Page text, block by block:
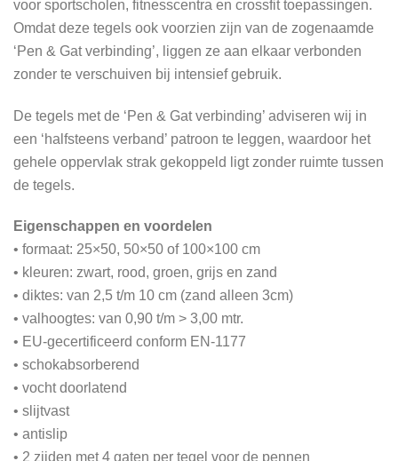
voor sportscholen, fitnesscentra en crossfit toepassingen.
Omdat deze tegels ook voorzien zijn van de zogenaamde
‘Pen & Gat verbinding’, liggen ze aan elkaar verbonden
zonder te verschuiven bij intensief gebruik.
De tegels met de ‘Pen & Gat verbinding’ adviseren wij in
een ‘halfsteens verband’ patroon te leggen, waardoor het
gehele oppervlak strak gekoppeld ligt zonder ruimte tussen
de tegels.
Eigenschappen en voordelen
• formaat: 25×50, 50×50 of 100×100 cm
• kleuren: zwart, rood, groen, grijs en zand
• diktes: van 2,5 t/m 10 cm (zand alleen 3cm)
• valhoogtes: van 0,90 t/m > 3,00 mtr.
• EU-gecertificeerd conform EN-1177
• schokabsorberend
• vocht doorlatend
• slijtvast
• antislip
• 2 zijden met 4 gaten per tegel voor de pennen